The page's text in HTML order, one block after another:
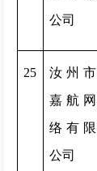
公司
25
汝州市
嘉航网
络有限
公司